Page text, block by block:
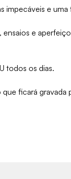
e
e
todos os dias.
ficará gravada